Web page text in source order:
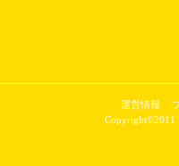
運営情報
Copyright©2011